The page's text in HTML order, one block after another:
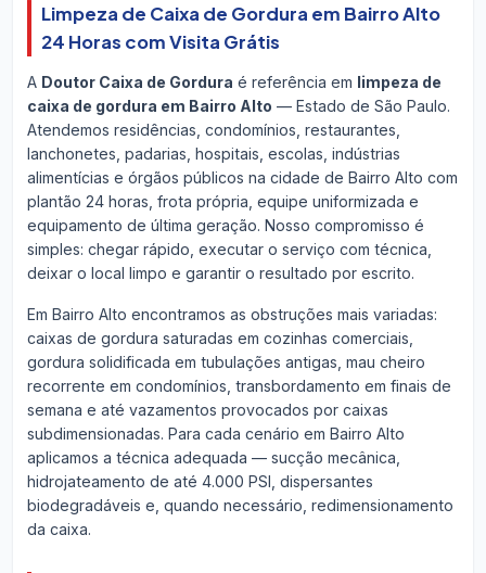
Limpeza de Caixa de Gordura em Bairro Alto
24 Horas com Visita Grátis
A Doutor Caixa de Gordura é referência em limpeza de
caixa de gordura em Bairro Alto — Estado de São Paulo.
Atendemos residências, condomínios, restaurantes,
lanchonetes, padarias, hospitais, escolas, indústrias
alimentícias e órgãos públicos na cidade de Bairro Alto com
plantão 24 horas, frota própria, equipe uniformizada e
equipamento de última geração. Nosso compromisso é
simples: chegar rápido, executar o serviço com técnica,
deixar o local limpo e garantir o resultado por escrito.
Em Bairro Alto encontramos as obstruções mais variadas:
caixas de gordura saturadas em cozinhas comerciais,
gordura solidificada em tubulações antigas, mau cheiro
recorrente em condomínios, transbordamento em finais de
semana e até vazamentos provocados por caixas
subdimensionadas. Para cada cenário em Bairro Alto
aplicamos a técnica adequada — sucção mecânica,
hidrojateamento de até 4.000 PSI, dispersantes
biodegradáveis e, quando necessário, redimensionamento
da caixa.